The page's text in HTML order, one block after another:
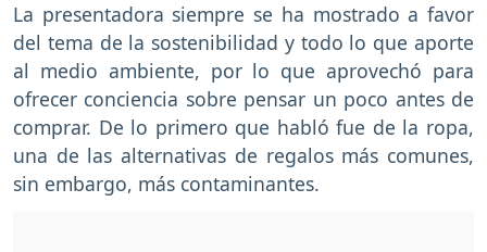
La presentadora siempre se ha mostrado a favor
del tema de la sostenibilidad y todo lo que aporte
al medio ambiente, por lo que aprovechó para
ofrecer conciencia sobre pensar un poco antes de
comprar. De lo primero que habló fue de la ropa,
una de las alternativas de regalos más comunes,
sin embargo, más contaminantes.